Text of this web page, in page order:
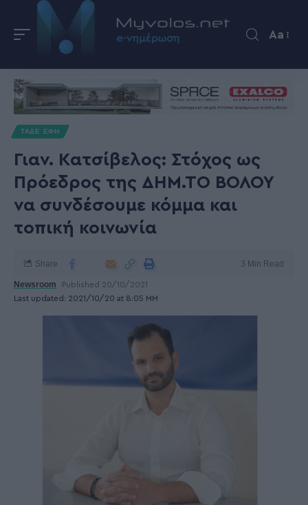
Aa
ΤΑΔΕ ΕΦΗ
Γιαν. Κατσίβελος: Στόχος ως
Πρόεδρος της ΔΗΜ.ΤΟ ΒΟΛΟΥ
να συνδέσουμε κόμμα και
τοπική κοινωνία
Last updated: 2021/10/20 at 8:05 ΜΜ
Newsroom Published 20/10/2021
Share 3 Min Read